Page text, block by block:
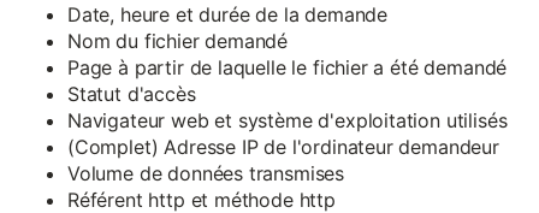
Date, heure et durée de la demande
Nom du fichier demandé
Page à partir de laquelle le fichier a été demandé
Statut d'accès
Navigateur web et système d'exploitation utilisés
(Complet) Adresse IP de l'ordinateur demandeur
Volume de données transmises
Référent http et méthode http